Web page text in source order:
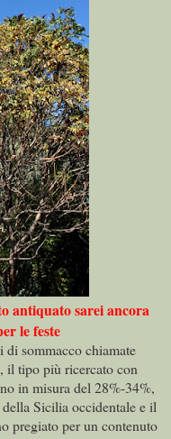
antiquato sarei ancora
le feste
sommacco chiamate
il tipo più ricercato con
in misura del 28%-34%,
Sicilia occidentale e il
pregiato per un contenuto